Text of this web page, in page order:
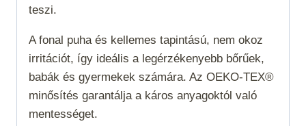
teszi.
A fonal puha és kellemes tapintású, nem okoz
irritációt, így ideális a legérzékenyebb bőrűek,
babák és gyermekek számára. Az OEKO-TEX®
minősítés garantálja a káros anyagoktól való
mentességet.